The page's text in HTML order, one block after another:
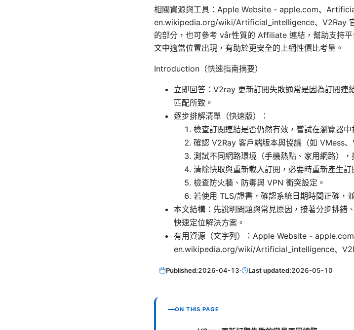
相關資源與工具：Apple Website - apple.com、
en.wikipedia.org/wiki/Artificial_intelligence、V2Ray
的部分，也可參考 vår性質的 Affiliate 連結，幫助支持
文中適當位置出現，有助於更安全的上網性價比考量。
Introduction（快速指南摘要）
立即回答：V2ray 更新訂閱失敗通常是因為訂閱連
匹配所致。
逐步排解清單（快速版）：
檢查訂閱連結是否仍然有效，嘗試在瀏覽器中
確認 V2Ray 客戶端版本與協議（如 VMess
測試不同網路環境（手機熱點、家用網路），
清除快取與重新載入訂閱，必要時重新產生訂
檢查防火牆、防毒與 VPN 衝突設定。
若使用 TLS/證書，確認系統日期時間正確，
本文結構：先說明問題與常見原因，接著分步排錯
快速定位解決方案。
有用資源（文字列）：Apple Website -
en.wikipedia.org/wiki/Artificial_intelligence、
Published:2026-04-13· Last updated:2026-05-10
ON THIS PAGE